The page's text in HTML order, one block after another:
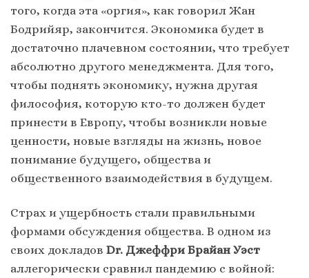
того, когда эта «оргия», как говорил Жан
Бодрийяр, закончится. Экономика будет в
достаточно плачевном состоянии, что требует
абсолютно другого менеджмента. Для того,
чтобы поднять экономику, нужна другая
философия, которую кто-то должен будет
принести в Европу, чтобы возникли новые
ценности, новые взгляды на жизнь, новое
понимание будущего, общества и
общественного взаимодействия в будущем.
Страх и ущербность стали правильными
формами обсуждения общества. В одном из
своих докладов Dr. Джеффри Брайан Уэст
аллегорически сравнил пандемию с войной: